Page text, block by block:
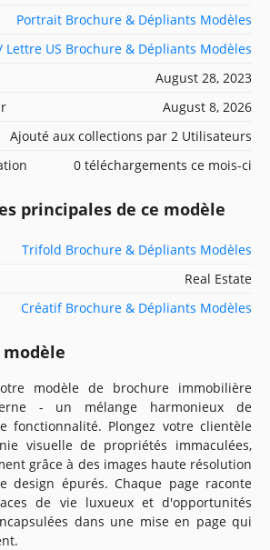
Portrait Brochure & Dépliants Modèles
Lettre US Brochure & Dépliants Modèles
August 28, 2023
August 8, 2026
Ajouté aux collections par 2 Utilisateurs
0 téléchargements ce mois-ci
principales de ce modèle
Trifold Brochure & Dépliants Modèles
Real Estate
Créatif Brochure & Dépliants Modèles
modèle
modèle de brochure immobilière
- un mélange harmonieux de
fonctionnalité. Plongez votre clientèle
visuelle de propriétés immaculées,
grâce à des images haute résolution
design épurés. Chaque page raconte
de vie luxueux et d'opportunités
dans une mise en page qui